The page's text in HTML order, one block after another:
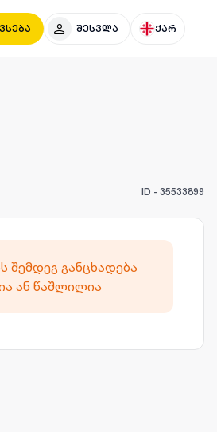
შესვლა ქარ
ID - 35533899
შემდეგ განცხადება
ან წაშლილია